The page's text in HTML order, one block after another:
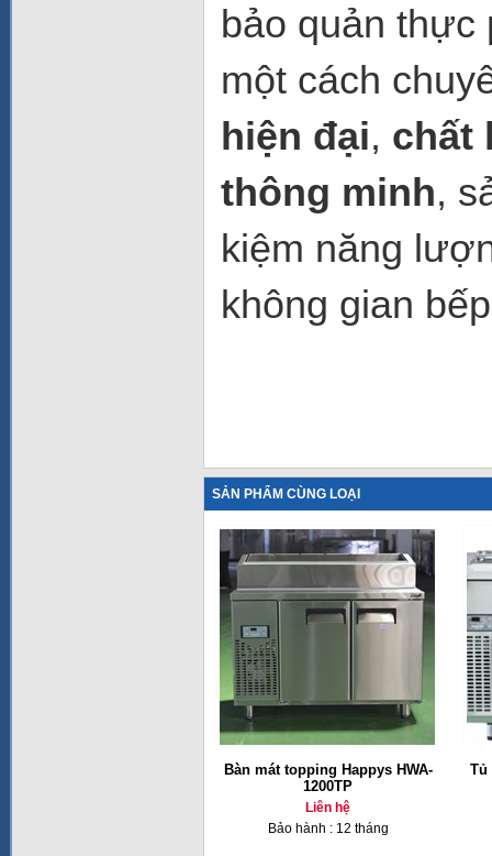
bảo quản thực
một cách
hiện đại, chất
thông minh,
kiệm năng
không gian
SẢN PHẨM CÙNG LOẠI
Bàn mát topping Happys HWA-
1200TP
Liên hệ
Bảo hành : 12 tháng
Tủ